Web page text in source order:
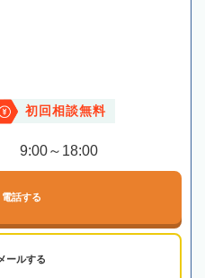
初回相談無料
9:00～18:00
電話する
ールする